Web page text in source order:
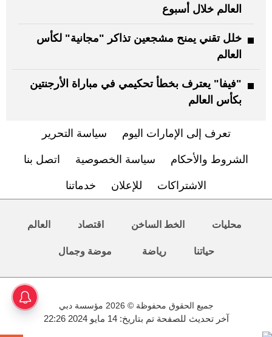
العالم خلال أسبوع
خلل تقني يمنح مشجعين تذاكر "مجانية" لكأس
العالم
"فيفا" يعترف بخطأ تحكيمي في مباراة الأرجنتين
بكأس العالم
تعرف إلى الإمارات اليوم سياسة التحرير
الشروط والأحكام سياسة الخصوصية اتصل بنا
الاشتراكات للإعلان خدماتنا
محليات الخط الساخن اقتصاد العالم
حياتنا رياضة موضة وجمال
جميع الحقوق محفوظة © 2026 مؤسسة دبي
آخر تحديث للصفحة تم بتاريخ: 14 مايو 2024 22:26